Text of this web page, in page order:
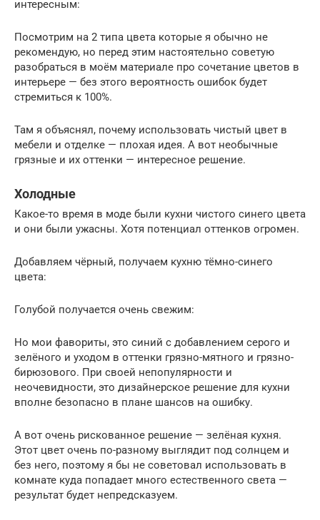
интересным:
Посмотрим на 2 типа цвета которые я обычно не
рекомендую, но перед этим настоятельно советую
разобраться в моём материале про сочетание цветов в
интерьере — без этого вероятность ошибок будет
стремиться к 100%.
Там я объяснял, почему использовать чистый цвет в
мебели и отделке — плохая идея. А вот необычные
грязные и их оттенки — интересное решение.
Холодные
Какое-то время в моде были кухни чистого синего цвета
и они были ужасны. Хотя потенциал оттенков огромен.
Добавляем чёрный, получаем кухню тёмно-синего
цвета:
Голубой получается очень свежим:
Но мои фавориты, это синий с добавлением серого и
зелёного и уходом в оттенки грязно-мятного и грязно-
бирюзового. При своей непопулярности и
неочевидности, это дизайнерское решение для кухни
вполне безопасно в плане шансов на ошибку.
А вот очень рискованное решение — зелёная кухня.
Этот цвет очень по-разному выглядит под солнцем и
без него, поэтому я бы не советовал использовать в
комнате куда попадает много естественного света —
результат будет непредсказуем.